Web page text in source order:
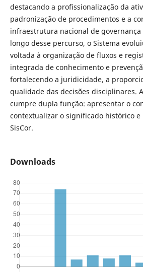
destacando a profissionalização da
padronização de procedimentos e a
infraestrutura nacional de governança
longo desse percurso, o Sistema
voltada à organização de fluxos e
integrada de conhecimento e
fortalecendo a juridicidade, a
qualidade das decisões disciplinares.
cumpre dupla função: apresentar o
contextualizar o significado histórico
SisCor.
Downloads